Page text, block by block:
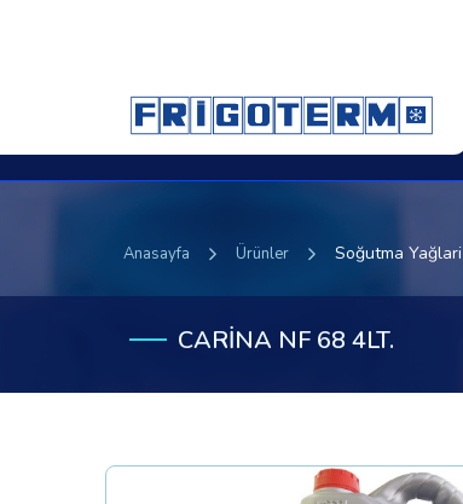
Anasayfa Ürünler Soğutma Yağlari
CARİNA NF 68 4LT.